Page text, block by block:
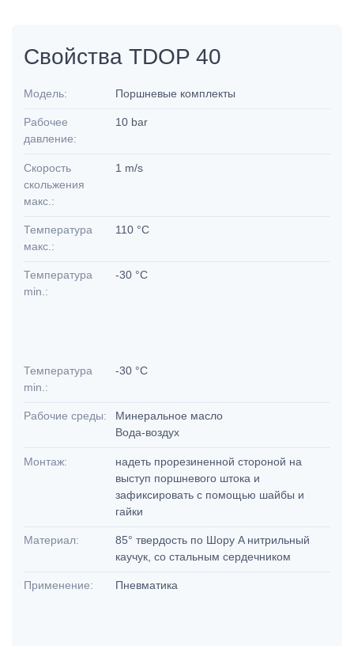
Свойства TDOP 40
Модель: Поршневые комплекты
Рабочее
давление:
10 bar
Скорость
скольжения
макс.:
1 m/s
Температура
макс.:
110 °C
Температура
min.:
-30 °C
Температура
min.:
-30 °C
Рабочие среды:
Минеральное масло
Вода-воздух
Монтаж:
надеть прорезиненной стороной на
выступ поршневого штока и
зафиксировать с помощью шайбы и
гайки
Материал:
85° твердость по Шору A нитрильный
каучук, со стальным сердечником
Применение: Пневматика